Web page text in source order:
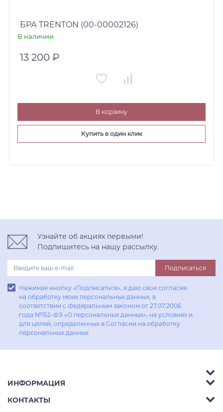
БРА TRENTON (00-00002126)
В наличии
13 200 ₽
В корзину
Купить в один клик
Узнайте об акциях первыми!
Подпишитесь на нашу рассылку.
Подписаться
Нажимая кнопку «Подписаться», я даю свое согласие
на обработку моих персональных данных, в
соответствии с Федеральным законом от 27.07.2006
года №152-ФЗ «О персональных данных», на условиях и
для целей, определенных в Согласии на обработку
персональных данных
Аксессуары
Гостиные
ИНФОРМАЦИЯ
Акции
КОНТАКТЫ